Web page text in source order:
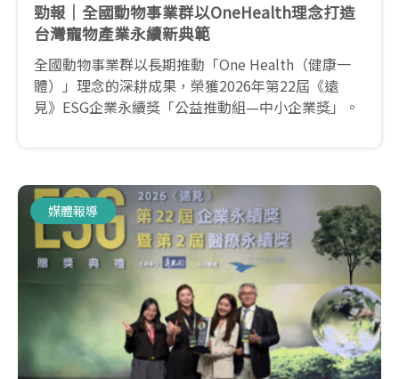
勁報｜全國動物事業群以OneHealth理念打造
台灣寵物產業永續新典範
全國動物事業群以長期推動「One Health（健康一
體）」理念的深耕成果，榮獲2026年第22屆《遠
見》ESG企業永續獎「公益推動組—中小企業獎」。
媒體報導